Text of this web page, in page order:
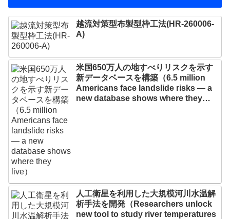
越流対策型布製型枠工法(HR-260006-
A)
米国650万人の地すべりリスクを示す
新データベースを構築（6.5 million
Americans face landslide risks — a
new database shows where they
人工衛星を利用した大規模河川水温解
析手法を開発（Researchers unlock
new tool to study river temperatures